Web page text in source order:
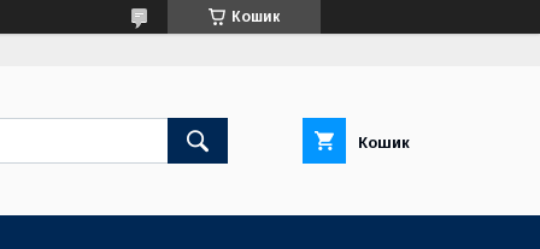
Кошик
Кошик